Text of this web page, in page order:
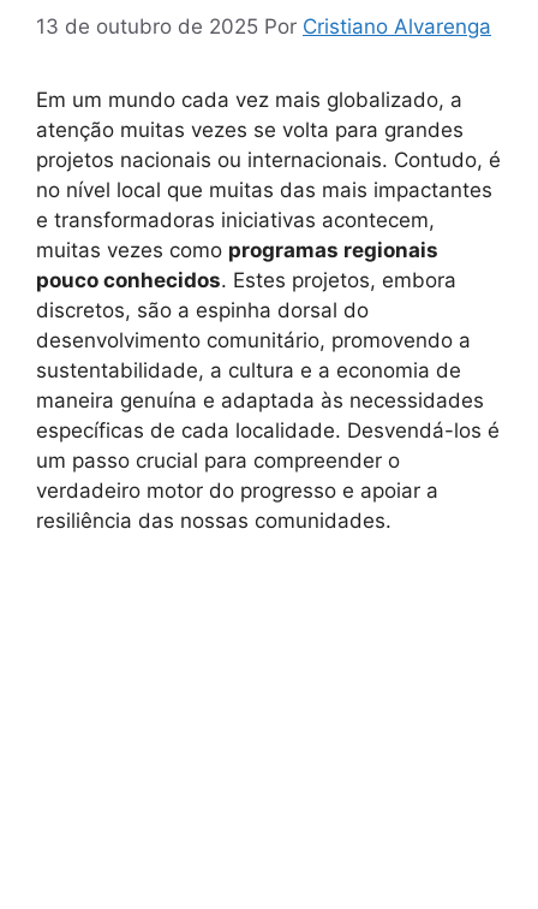
13 de outubro de 2025 Por Cristiano Alvarenga
Em um mundo cada vez mais globalizado, a
atenção muitas vezes se volta para grandes
projetos nacionais ou internacionais. Contudo, é
no nível local que muitas das mais impactantes
e transformadoras iniciativas acontecem,
muitas vezes como programas regionais
pouco conhecidos. Estes projetos, embora
discretos, são a espinha dorsal do
desenvolvimento comunitário, promovendo a
sustentabilidade, a cultura e a economia de
maneira genuína e adaptada às necessidades
específicas de cada localidade. Desvendá-los é
um passo crucial para compreender o
verdadeiro motor do progresso e apoiar a
resiliência das nossas comunidades.